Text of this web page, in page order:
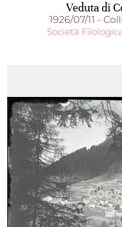
Veduta di
1926/07/11 -
Società